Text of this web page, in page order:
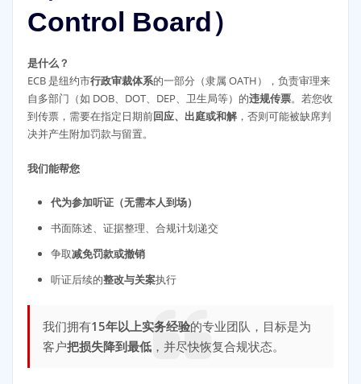
Control Board）
是什么？
ECB 是纽约市行政审裁体系的一部分（隶属 OATH），负责审理来
自多部门（如 DOB、DOT、DEP、卫生局等）的违规传票。若您收
到传票，需要在指定日期前回应、出庭或和解，否则可能被缺席判
决并产生附加罚款与留置。
我们能帮您
代为参加听证（无需本人到场）
书面陈述、证据整理、合规计划递交
争取减免罚款或撤销
听证后续的整改与关案执行
我们拥有15年以上实务经验的专业团队，目标是为
客户把损失降到最低 ，并尽快恢复合规状态。